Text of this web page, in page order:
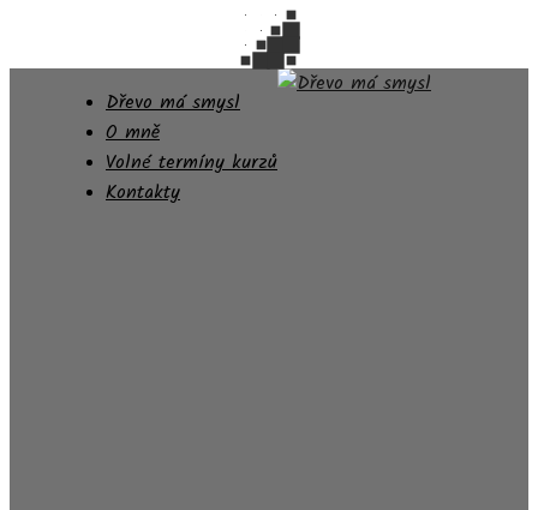
Dřevo má smysl
O mně
Volné termíny kurzů
Kontakty